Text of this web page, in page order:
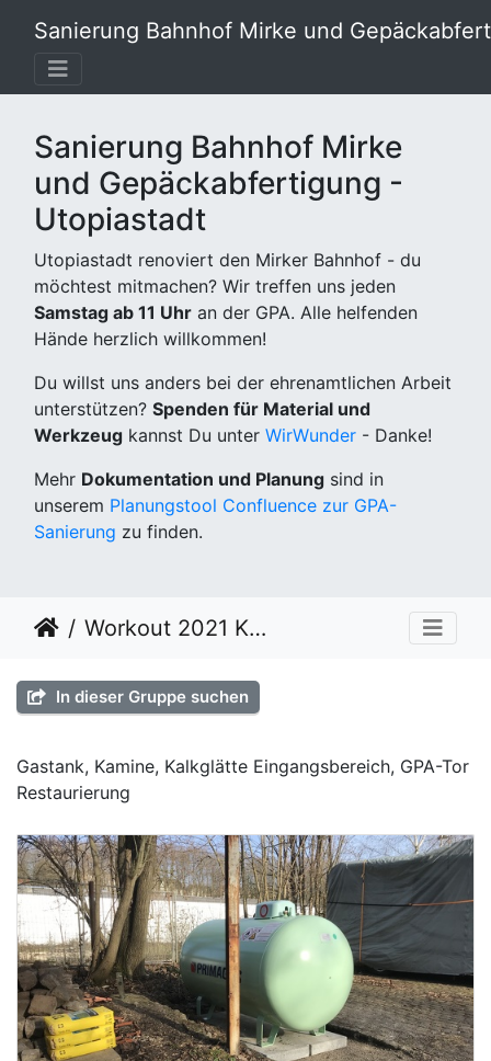
Sanierung Bahnhof Mirke und
Sanierung Bahnhof Mirke
und Gepäckabfertigung -
Utopiastadt
Utopiastadt renoviert den Mirker Bahnhof - du
möchtest mitmachen? Wir treffen uns jeden
Samstag ab 11 Uhr an der GPA. Alle helfenden
Hände herzlich willkommen!
Du willst uns anders bei der ehrenamtlichen Arbeit
unterstützen? Spenden für Material und
Werkzeug kannst Du unter WirWunder - Danke!
Mehr Dokumentation und Planung sind in
unserem Planungstool Confluence zur GPA-
Sanierung zu finden.
Workout 2021 KW08
In dieser Gruppe suchen
Gastank, Kamine, Kalkglätte Eingangsbereich, GPA-Tor
Restaurierung